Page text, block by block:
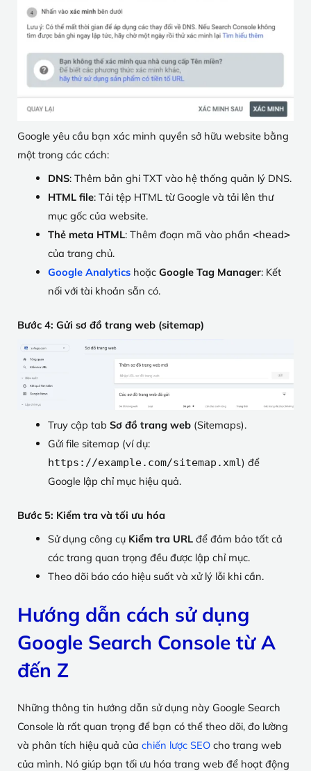
Google yêu cầu bạn xác minh quyền sở hữu website bằng
một trong các cách:
DNS: Thêm bản ghi TXT vào hệ thống quản lý DNS.
HTML file: Tải tệp HTML từ Google và tải lên thư
mục gốc của website.
Thẻ meta HTML: Thêm đoạn mã vào phần <head>
của trang chủ.
Google Analyticshoặc Google Tag Manager: Kết
nối với tài khoản sẵn có.
Bước 4: Gửi sơ đồ trang web (sitemap)
Truy cập tab Sơ đồ trang web(Sitemaps).
Gửi file sitemap (ví dụ:
https://example.com/sitemap.xml) để
Google lập chỉ mục hiệu quả.
Bước 5: Kiểm tra và tối ưu hóa
Sử dụng công cụ Kiểm tra URLđể đảm bảo tất cả
các trang quan trọng đều được lập chỉ mục.
Theo dõi báo cáo hiệu suất và xử lý lỗi khi cần.
Hướng dẫn cách sử dụng
Google Search Console từ A
đến Z
Những thông tin hướng dẫn sử dụng này Google Search
Console là rất quan trọng để bạn có thể theo dõi, đo lường
và phân tích hiệu quả của chiến lược SEO cho trang web
của mình. Nó giúp bạn tối ưu hóa trang web để hoạt động